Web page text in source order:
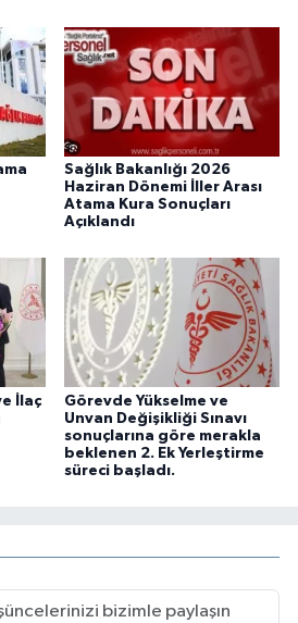
Sağlık Bakanlığı 2026
Haziran Dönemi İller Arası
Atama Kura Sonuçları
Açıklandı
İlaç
Görevde Yükselme ve
Unvan Değişikliği Sınavı
sonuçlarına göre merakla
beklenen 2. Ek Yerleştirme
süreci başladı.